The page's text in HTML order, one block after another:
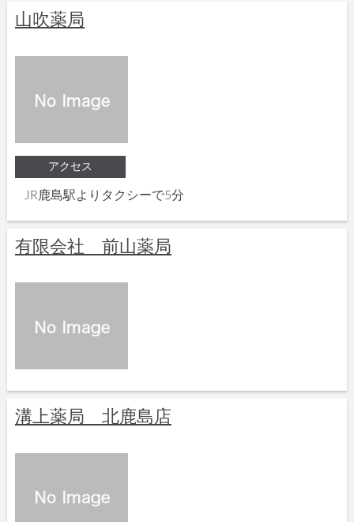
山吹薬局
アクセス
JR鹿島駅よりタクシーで5分
有限会社 前山薬局
溝上薬局 北鹿島店